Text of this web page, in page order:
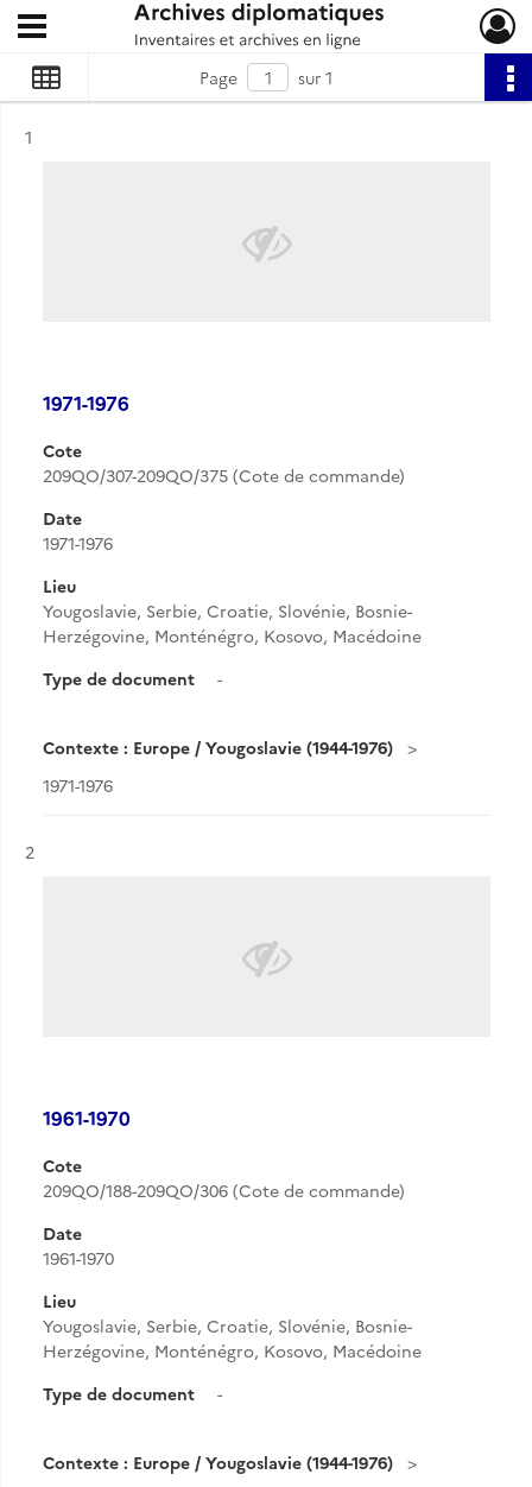
Archives diplomatiques
Ouvrir le menu déroulant
Page sur 1
Résultat n°
1
1971-1976
Cote
209QO/307-209QO/375 (Cote de commande)
Date
1971-1976
Lieu
Yougoslavie, Serbie, Croatie, Slovénie, Bosnie-
Herzégovine, Monténégro, Kosovo, Macédoine
Type de document
-
Contexte : Europe / Yougoslavie (1944-1976)
1971-1976
Résultat n°
2
1961-1970
Cote
209QO/188-209QO/306 (Cote de commande)
Date
1961-1970
Lieu
Yougoslavie, Serbie, Croatie, Slovénie, Bosnie-
Herzégovine, Monténégro, Kosovo, Macédoine
Type de document
-
Contexte : Europe / Yougoslavie (1944-1976)